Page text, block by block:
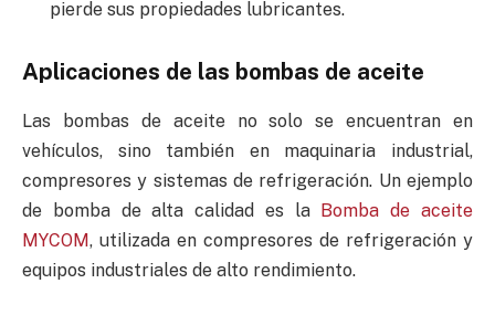
pierde sus propiedades lubricantes.
Aplicaciones de las bombas de aceite
Las bombas de aceite no solo se encuentran en
vehículos, sino también en maquinaria industrial,
compresores y sistemas de refrigeración. Un ejemplo
de bomba de alta calidad es la Bomba de aceite
MYCOM, utilizada en compresores de refrigeración y
equipos industriales de alto rendimiento.